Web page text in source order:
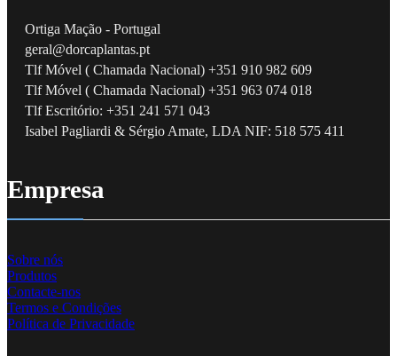
Ortiga Mação - Portugal
geral@dorcaplantas.pt
Tlf Móvel ( Chamada Nacional) +351 910 982 609
Tlf Móvel ( Chamada Nacional) +351 963 074 018
Tlf Escritório: +351 241 571 043
Isabel Pagliardi & Sérgio Amate, LDA NIF: 518 575 411
Empresa
Sobre nós
Produtos
Contacte-nos
Termos e Condições
Política de Privacidade